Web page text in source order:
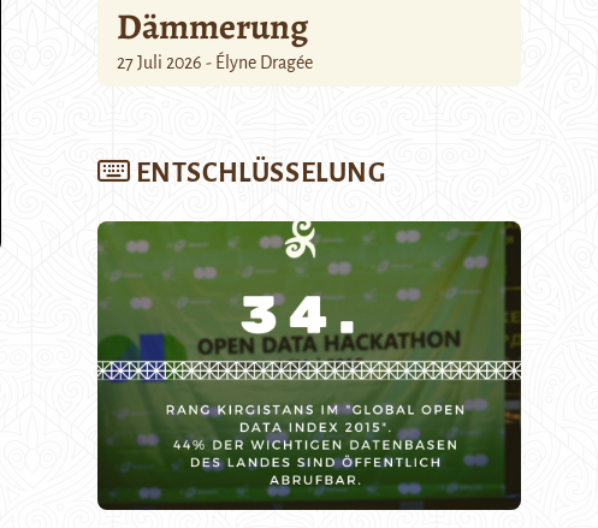
Dämmerung
27 Juli 2026 - Élyne Dragée
ENTSCHLÜSSELUNG